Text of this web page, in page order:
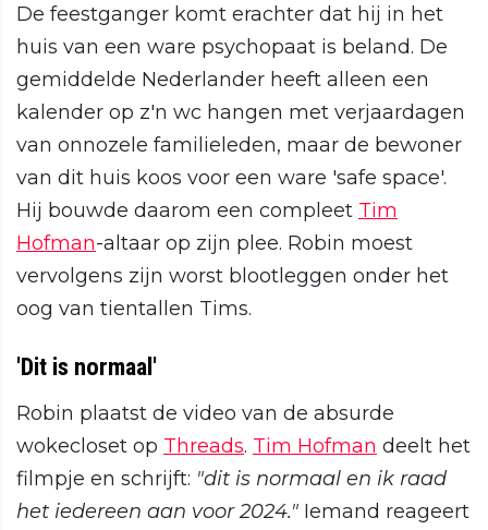
De feestganger komt erachter dat hij in het
huis van een ware psychopaat is beland. De
gemiddelde Nederlander heeft alleen een
kalender op z'n wc hangen met verjaardagen
van onnozele familieleden, maar de bewoner
van dit huis koos voor een ware 'safe space'.
Hij bouwde daarom een compleet Tim
Hofman-altaar op zijn plee. Robin moest
vervolgens zijn worst blootleggen onder het
oog van tientallen Tims.
'Dit is normaal'
Robin plaatst de video van de absurde
wokecloset op Threads. Tim Hofman deelt het
filmpje en schrijft: "dit is normaal en ik raad
het iedereen aan voor 2024." Iemand reageert